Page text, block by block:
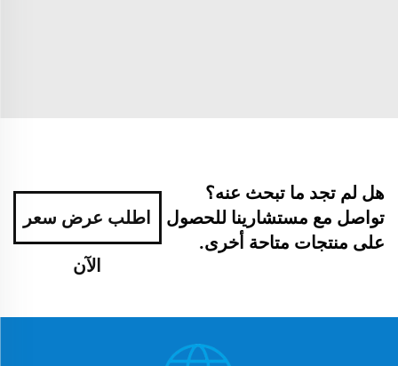
هل لم تجد ما تبحث عنه؟
تواصل مع مستشارينا للحصول
على منتجات متاحة أخرى.
اطلب عرض سعر
الآن